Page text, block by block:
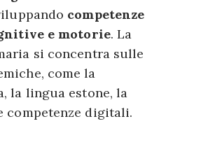
competenze
e motorie. La
si concentra sulle
come la
la lingua estone, la
competenze digitali.